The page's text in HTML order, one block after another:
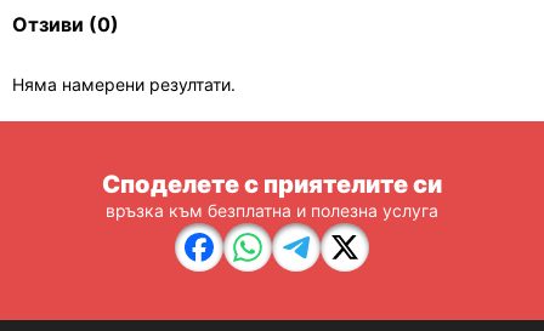
Отзиви (0)
Няма намерени резултати.
Споделете с приятелите си
връзка към безплатна и полезна услуга